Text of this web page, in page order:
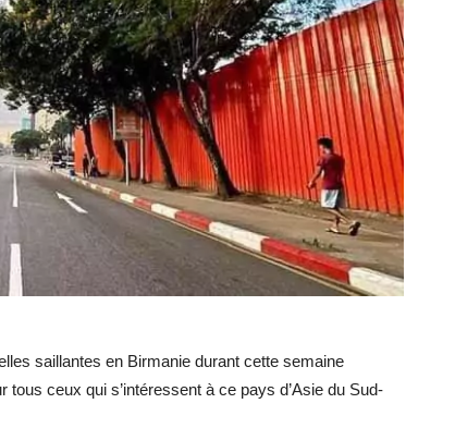
saillantes en Birmanie durant cette semaine
ceux qui s’intéressent à ce pays d’Asie du Sud-